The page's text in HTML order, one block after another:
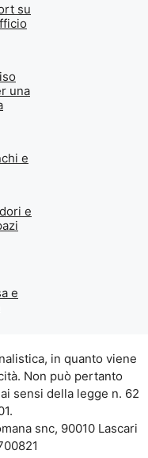
su
una
e
e
e
in quanto viene
Non può pertanto
sensi della legge n. 62
snc, 90010 Lascari